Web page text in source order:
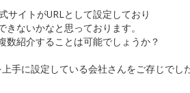
サイトがURLとして設定しており
ないかなと思っております。
数紹介することは可能でしょうか？
手に設定している会社さんをご存じでし